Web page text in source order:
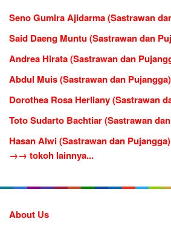
Seno Gumira Ajidarma (Sastrawan
Said Daeng Muntu (Sastrawan dan
Andrea Hirata (Sastrawan dan
Abdul Muis (Sastrawan dan Pujangga)
Dorothea Rosa Herliany (Sastrawan
Toto Sudarto Bachtiar (Sastrawan
Hasan Alwi (Sastrawan dan Pujangga)
→→ tokoh lainnya...
About Us